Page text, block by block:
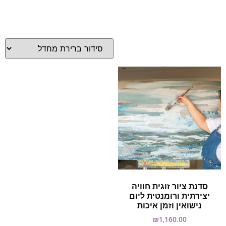
סדנת ציור זוגית חוויה
יצירתית ורומנטית ליום
נישואין וזמן איכות
₪1,160.00